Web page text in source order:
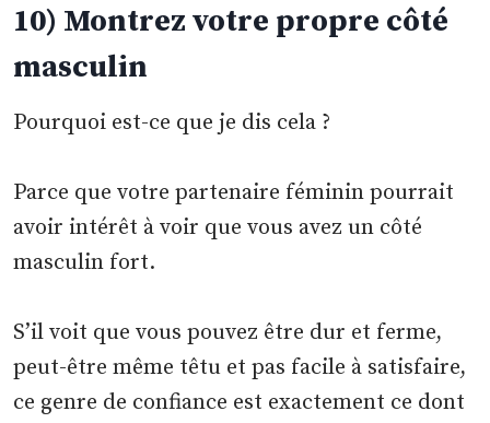
10) Montrez votre propre côté
masculin
Pourquoi est-ce que je dis cela ?
Parce que votre partenaire féminin pourrait
avoir intérêt à voir que vous avez un côté
masculin fort.
S’il voit que vous pouvez être dur et ferme,
peut-être même têtu et pas facile à satisfaire,
ce genre de confiance est exactement ce dont